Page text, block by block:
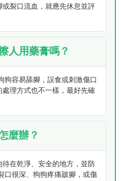
裂口流血，就應先休息並評
人用藥膏嗎？
狗容易舔腳，誤食或刺激傷口
理方式也不一樣，最好先確
麼辦？
在乾淨、安全的地方，並防
口很深、狗狗疼痛跛腳，或傷